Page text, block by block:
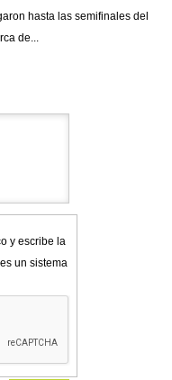
hasta las semifinales del
de...
y escribe la
un sistema